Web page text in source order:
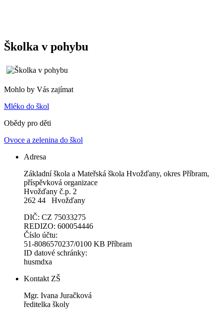
Školka v pohybu
Mohlo by Vás zajímat
Mléko do škol
Obědy pro děti
Ovoce a zelenina do škol
Adresa
Základní škola a Mateřská škola Hvožďany, okres Příbram,
příspěvková organizace
Hvožďany č.p. 2
262 44 Hvožďany
DIČ: CZ 75033275
REDIZO: 600054446
Číslo účtu:
51-8086570237/0100 KB Příbram
ID datové schránky:
husmdxa
Kontakt ZŠ
Mgr. Ivana Juračková
ředitelka školy